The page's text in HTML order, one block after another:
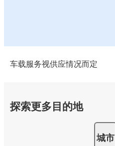
车载服务视供应情况而定
探索更多目的地
城市